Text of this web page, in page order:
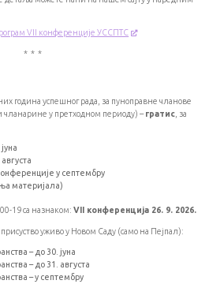
VII конференције УССПТС
* * *
година успешног рада, за пуноправне чланове
у претходном периоду) –гратис, за
у септембру
материјала)
19 са назнаком: VII конференција 26. 9. 2026.
присуство уживо у Новом Саду (само на Пејпал):
– до 30. јуна
– до 31. августа
– у септембру